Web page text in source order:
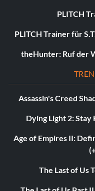
PLITCH
PLITCH Trainer für
theHunter: Ruf der
Assassin's Creed
Dying Light 2: Stay
Age of Empires II:
The Last of Us